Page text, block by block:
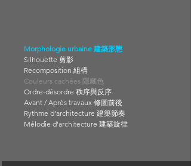
Morphologie urbaine 建築形態
Silhouette 剪影
Recomposition 組構
Couleurs cachées 隱藏色
Ordre-désordre 秩序與反序
Avant / Après travaux 修圖前後
Rythme d'architecture 建築節奏
Mélodie d'architecture 建築旋律